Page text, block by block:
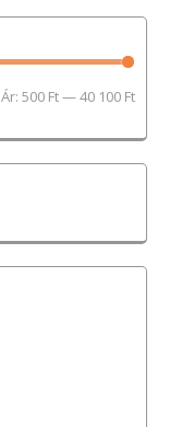
Ár:500 Ft—40 100 Ft